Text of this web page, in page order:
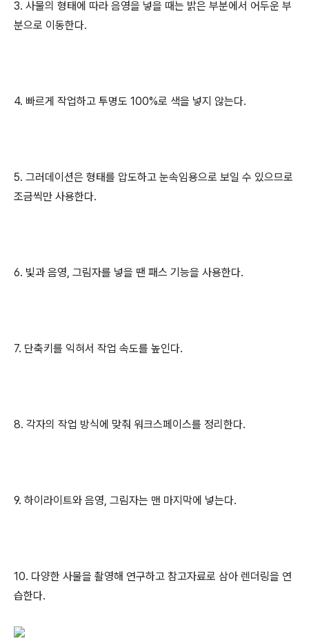
3. 사물의 형태에 따라 음영을 넣을 때는 밝은 부분에서 어두운 부
분으로 이동한다.
4. 빠르게 작업하고 투명도 100%로 색을 넣지 않는다.
5. 그러데이션은 형태를 압도하고 눈속임용으로 보일 수 있으므로
조금씩만 사용한다.
6. 빛과 음영, 그림자를 넣을 땐 패스 기능을 사용한다.
7. 단축키를 익혀서 작업 속도를 높인다.
8. 각자의 작업 방식에 맞춰 워크스페이스를 정리한다.
9. 하이라이트와 음영, 그림자는 맨 마지막에 넣는다.
10. 다양한 사물을 촬영해 연구하고 참고자료로 삼아 렌더링을 연
습한다.